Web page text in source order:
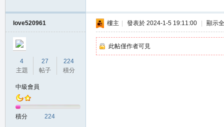
love520961
4
主題
27
帖子
224
積分
中級會員
積分 224
樓主 發表於 2024-1-5 19:11:00 顯示
此帖僅作者可見